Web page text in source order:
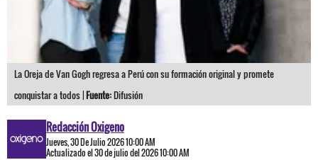
La Oreja de Van Gogh regresa a Perú con su formación original y promete
conquistar a todos |Fuente:Difusión
Redacción Oxigeno
Jueves, 30 De Julio 2026 10:00 AM
Actualizado el 30 de julio del 2026 10:00 AM